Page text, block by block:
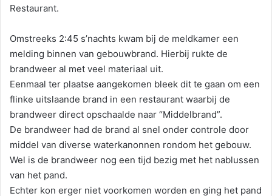
Restaurant.
Omstreeks 2:45 s’nachts kwam bij de meldkamer een
melding binnen van gebouwbrand. Hierbij rukte de
brandweer al met veel materiaal uit.
Eenmaal ter plaatse aangekomen bleek dit te gaan om een
flinke uitslaande brand in een restaurant waarbij de
brandweer direct opschaalde naar “Middelbrand”.
De brandweer had de brand al snel onder controle door
middel van diverse waterkanonnen rondom het gebouw.
Wel is de brandweer nog een tijd bezig met het nablussen
van het pand.
Echter kon erger niet voorkomen worden en ging het pand